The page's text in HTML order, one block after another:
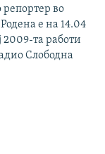
репортер во
е на 14.04
2009-та работи
Слободна